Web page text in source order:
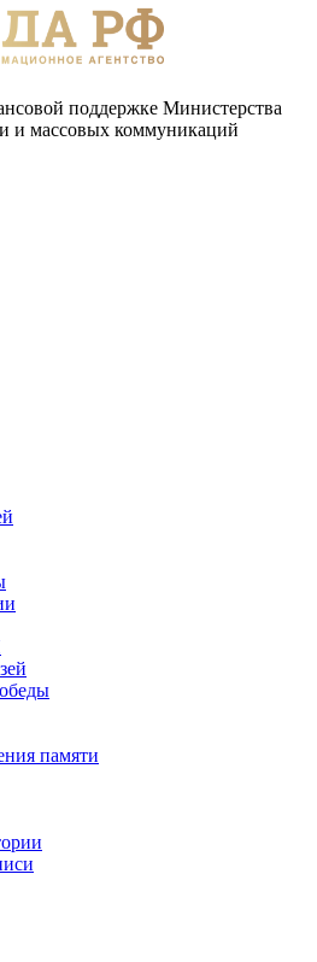
поддержке Министерства
и массовых коммуникаций
памяти